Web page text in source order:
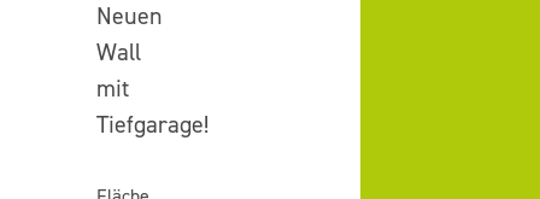
Neuen
Wall
mit
Tiefgarage!